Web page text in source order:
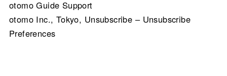
otomo Guide Support
otomo Inc., Tokyo, Unsubscribe – Unsubscribe
Preferences